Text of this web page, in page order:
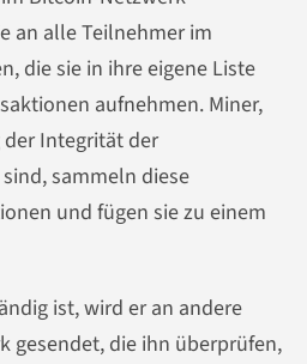
an alle Teilnehmer im
die sie in ihre eigene Liste
aufnehmen. Miner,
Integrität der
sammeln diese
und fügen sie zu einem
ist, wird er an andere
gesendet, die ihn überprüfen,